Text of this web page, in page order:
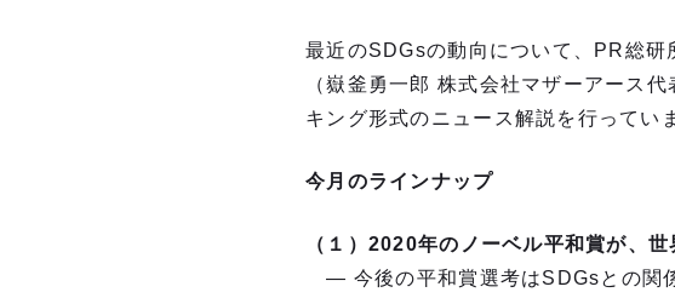
最近のSDGsの動向について、PR総
（嶽釜勇一郎 株式会社マザーアース
キング形式のニュース解説を行ってい
今月のラインナップ
（１）2020年のノーベル平和賞が、
― 今後の平和賞選考はSDGsとの関